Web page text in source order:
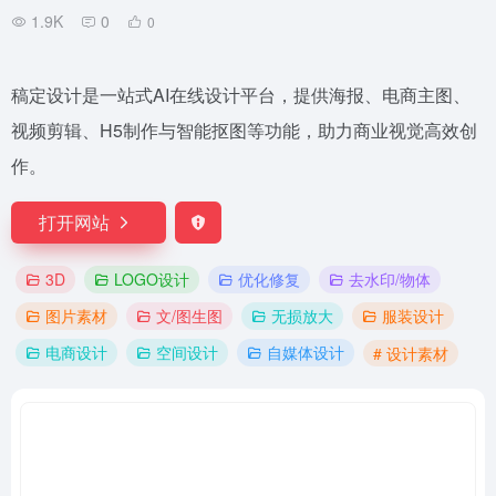
1.9K 0 0
稿定设计是一站式AI在线设计平台，提供海报、电商主图、
视频剪辑、H5制作与智能抠图等功能，助力商业视觉高效创
作。
打开网站
3D LOGO设计 优化修复
去水印/物体
图片素材
文/图生图 无损放大
服装设计
电商设计
空间设计 自媒体设计 # 设计素材